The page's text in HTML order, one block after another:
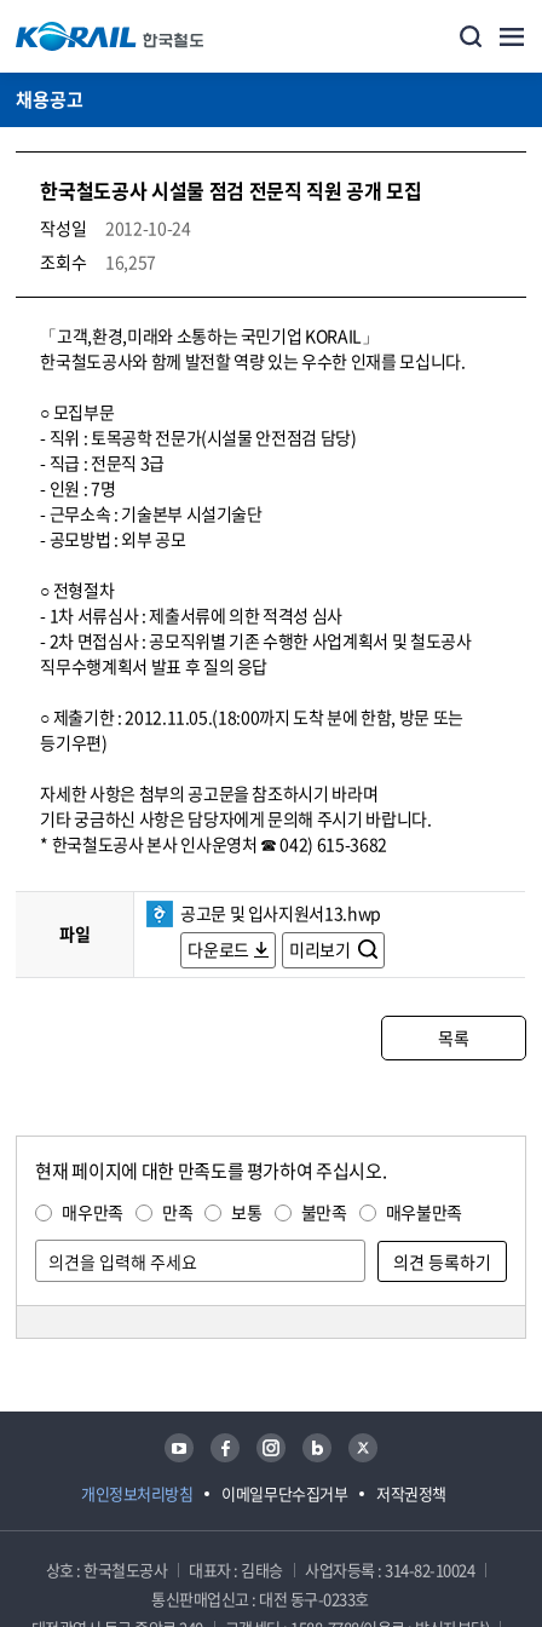
채용공고
한국철도공사 시설물 점검 전문직 직원 공개 모집
작성일
2012-10-24
조회수
16,257
코레일소개_경영공시_채용공고 상세보기 – 내용, 파일, 담당자 연락처로 구성
「고객,환경,미래와 소통하는 국민기업 KORAIL」
한국철도공사와 함께 발전할 역량 있는 우수한 인재를 모십니다.
○ 모집부문
- 직위 : 토목공학 전문가(시설물 안전점검 담당)
- 직급 : 전문직 3급
- 인원 : 7명
- 근무소속 : 기술본부 시설기술단
- 공모방법 : 외부 공모
○ 전형절차
- 1차 서류심사 : 제출서류에 의한 적격성 심사
- 2차 면접심사 : 공모직위별 기존 수행한 사업계획서 및 철도공사
직무수행계획서 발표 후 질의 응답
○ 제출기한 : 2012.11.05.(18:00까지 도착 분에 한함, 방문 또는
등기우편)
자세한 사항은 첨부의 공고문을 참조하시기 바라며
기타 궁금하신 사항은 담당자에게 문의해 주시기 바랍니다.
* 한국철도공사 본사 인사운영처 ☎ 042) 615-3682
파일
공고문 및 입사지원서13.hwp
다운로드
미리보기
목록
현재 페이지에 대한 만족도를 평가하여 주십시오.
매우만족 만족 보통 불만족 매우불만족
개인정보처리방침 이메일무단수집거부 저작권정책
유튜브 페이스북 인스타그램 블로그 트위터
상호 : 한국철도공사 대표자 : 김태승
사업자등록 : 314-82-10024
통신판매업신고 : 대전 동구-0233호